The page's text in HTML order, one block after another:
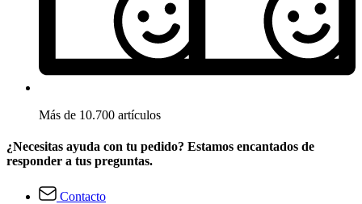
Más de 10.700 artículos
¿Necesitas ayuda con tu pedido? Estamos encantados de
responder a tus preguntas.
Contacto